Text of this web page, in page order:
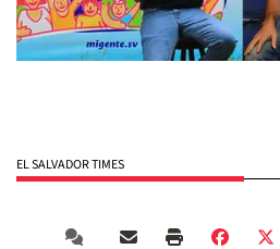
EL SALVADOR TIMES